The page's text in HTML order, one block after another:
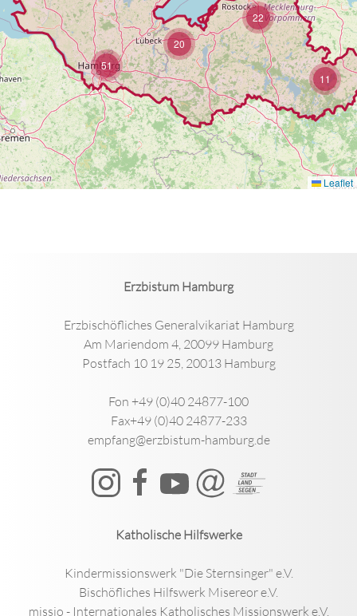
Erzbistum Hamburg
Erzbischöfliches Generalvikariat Hamburg
Am Mariendom 4, 20099 Hamburg
Postfach 10 19 25, 20013 Hamburg
Fon +49 (0)40 24877-100
Fax+49 (0)40 24877-233
empfang@erzbistum-hamburg.de
Katholische Hilfswerke
Kindermissionswerk "Die Sternsinger" e.V.
Bischöfliches Hilfswerk Misereor e.V.
missio - Internationales Katholisches Missionswerk e.V.